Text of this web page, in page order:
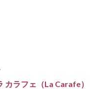
カラフェ（La Carafe）